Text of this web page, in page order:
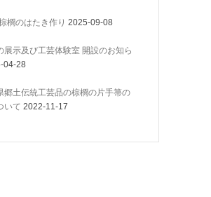
櫚のはたき作り 2025-09-08
展示及び工芸体験室 開設のお知ら
04-28
郷土伝統工芸品の棕櫚の片手箒の
いて 2022-11-17